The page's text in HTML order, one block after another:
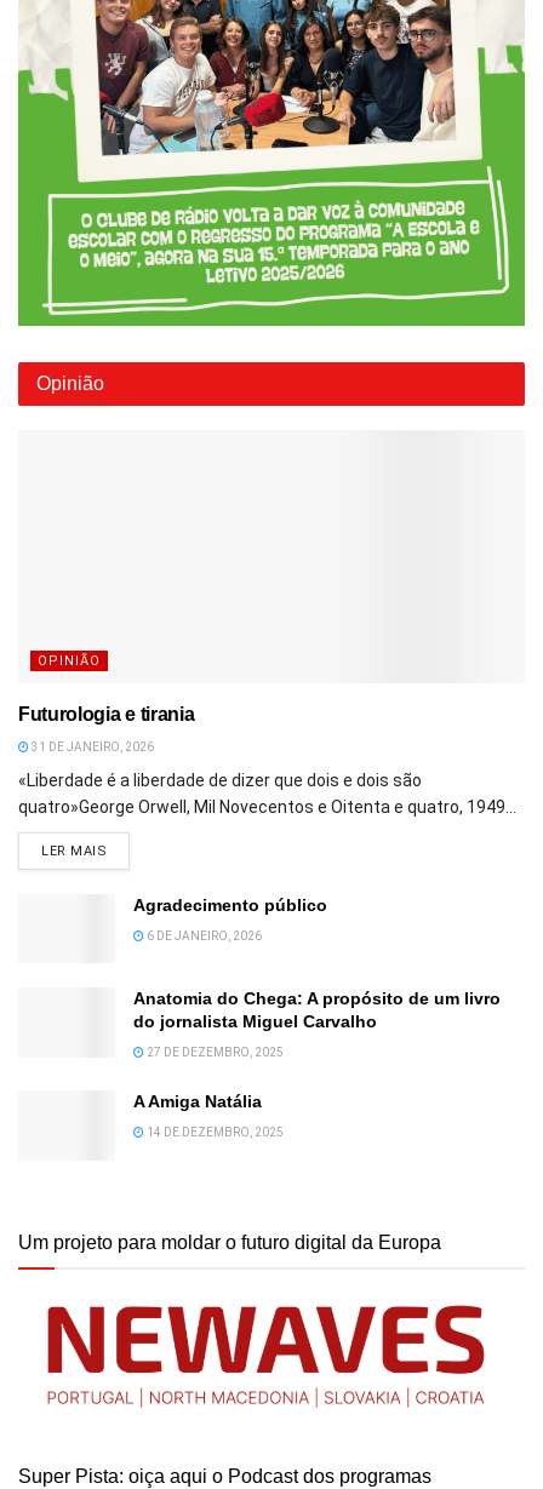
Opinião
OPINIÃO
Futurologia e tirania
31 DE JANEIRO, 2026
«Liberdade é a liberdade de dizer que dois e dois são
quatro»George Orwell, Mil Novecentos e Oitenta e quatro, 1949...
LER MAIS
Agradecimento público
6 DE JANEIRO, 2026
Anatomia do Chega: A propósito de um livro
do jornalista Miguel Carvalho
27 DE DEZEMBRO, 2025
A Amiga Natália
14 DE DEZEMBRO, 2025
Um projeto para moldar o futuro digital da Europa
Super Pista: oiça aqui o Podcast dos programas